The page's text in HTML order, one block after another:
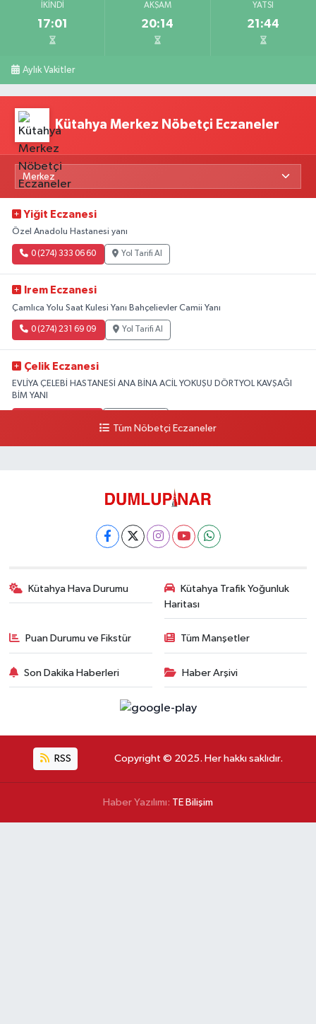
İKINDI
17:01
AKŞAM
20:14
YATSI
21:44
Aylık Vakitler
Kütahya Merkez Nöbetçi Eczaneler
Yiğit Eczanesi
Özel Anadolu Hastanesi yanı
0 (274) 333 06 60 Yol Tarifi Al
Irem Eczanesi
Çamlıca Yolu Saat Kulesi Yanı Bahçelievler Camii Yanı
0 (274) 231 69 09 Yol Tarifi Al
Çelik Eczanesi
EVLİYA ÇELEBİ HASTANESİ ANA BİNA ACİL YOKUŞU DÖRTYOL KAVŞAĞI
BİM YANI
Tüm Nöbetçi Eczaneler
Kütahya Hava Durumu
Kütahya Trafik Yoğunluk
Haritası
Puan Durumu ve Fikstür Tüm Manşetler
Son Dakika Haberleri Haber Arşivi
RSS Copyright © 2025. Her hakkı saklıdır.
Haber Yazılımı: TE Bilişim